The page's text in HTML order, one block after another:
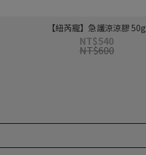
【紐芮寵】急護涼涼膠 50g
NT$540
NT$600